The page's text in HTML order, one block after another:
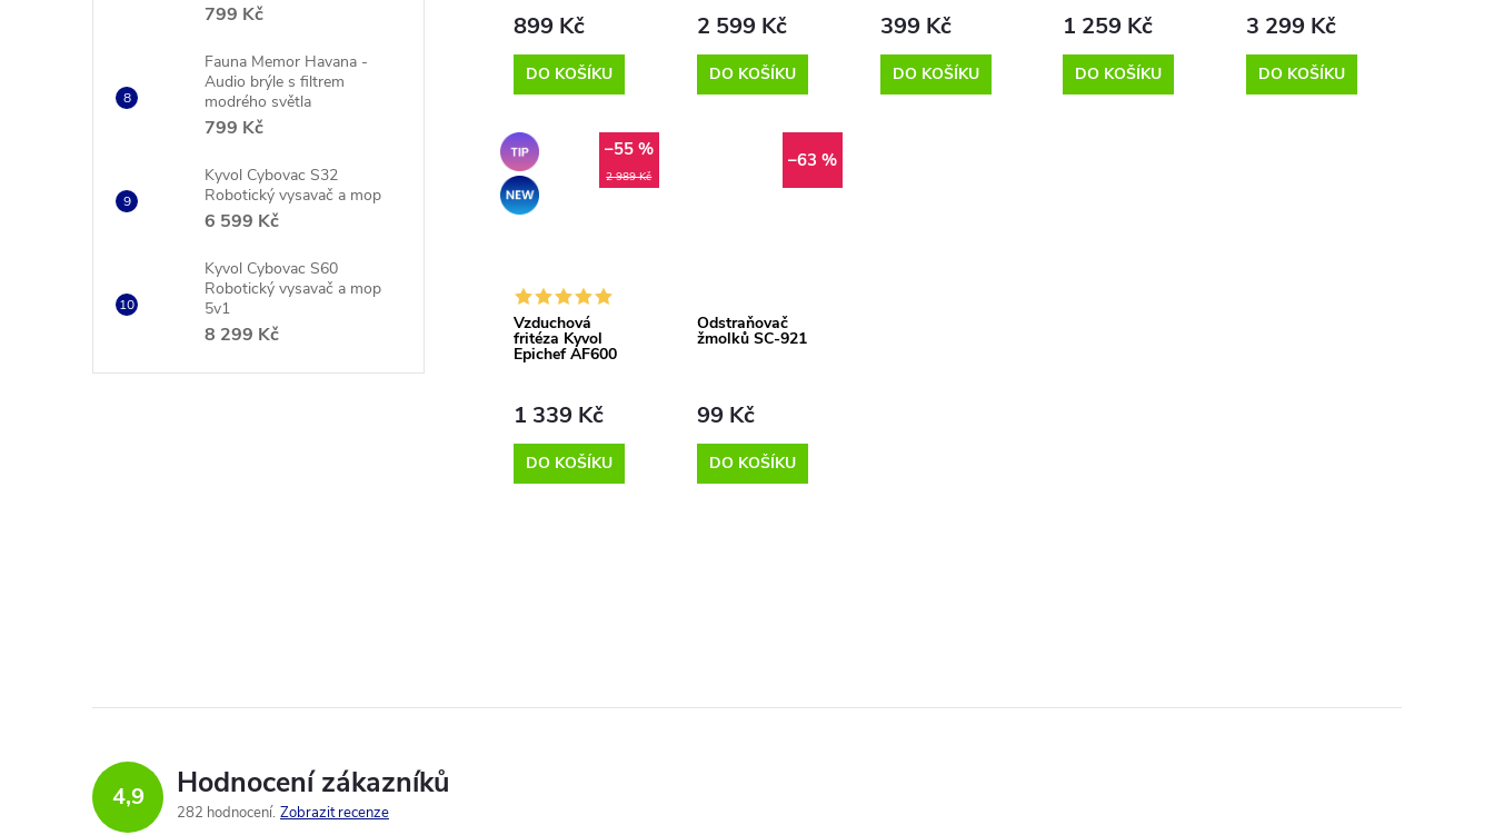
799 Kč
Fauna Memor Havana -
Audio brýle s filtrem
modrého světla
799 Kč
Kyvol Cybovac S32
Robotický vysavač a mop
6 599 Kč
Kyvol Cybovac S60
Robotický vysavač a mop
5v1
8 299 Kč
899 Kč
DO KOŠÍKU
2 599 Kč
DO KOŠÍKU
399 Kč
DO KOŠÍKU
1 259 Kč
DO KOŠÍKU
3 299 Kč
DO KOŠÍKU
Tip
Akce
2 989 Kč
–55 %
Vzduchová
fritéza Kyvol
Epichef AF600
1 339 Kč
DO KOŠÍKU
–63 %
Odstraňovač
žmolků SC-921
99 Kč
DO KOŠÍKU
4,9 Hodnocení zákazníků
282 hodnocení Zobrazit recenze